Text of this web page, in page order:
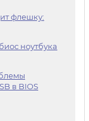
флешку:
ноутбука
в BIOS